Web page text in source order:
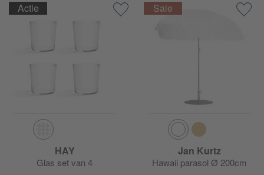
Actie
HAY
Glas set van 4
Jan Kurtz
Hawaii parasol Ø 200cm